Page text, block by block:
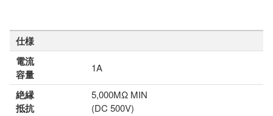
会社情報
仕様
電流
容量
1A
絶縁
抵抗
5,000MΩ MIN
(DC 500V)